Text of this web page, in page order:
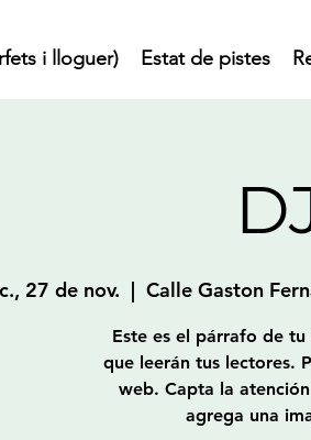
i lloguer) Estat de pistes
27 de nov.
  |
Calle Gaston
Este es el párrafo de
que leerán tus lectores.
web. Capta la
agrega una